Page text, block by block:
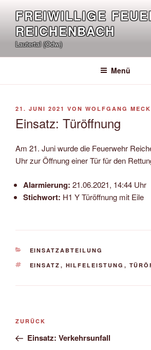
Inhalt
springen
FREIWILLIGE
REICHENBACH
Lautertal (Odw.)
Menü
VERÖFFENTLICHT
21. JUNI 2021 VON WOLFGANG
Einsatz: Türöffnung
Am 21. Juni wurde die Feuerwehr
Uhr zur Öffnung einer Tür für den
Alarmierung: 21.06.2021, 14:44 Uhr
Stichwort: H1 Y Türöffnung mit Eile
KATEGORIEN
EINSATZABTEILUNG
SCHLAGWÖRTER
EINSATZ , HILFELEISTUNG ,
Beitragsnavigation
Vorheriger
Beitrag
ZURÜCK
Einsatz: Verkehrsunfall